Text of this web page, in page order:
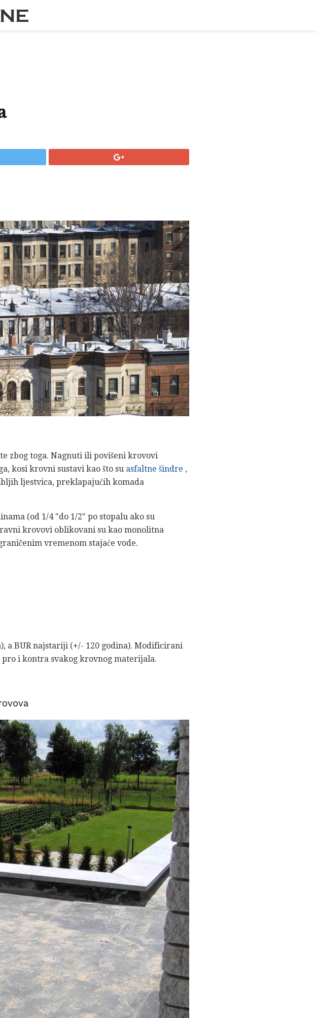
zbog toga. Nagnuti ili povišeni krovovi
kosi krovni sustavi kao što su asfaltne šindre ,
ljestvica, preklapajućih komada
(od 1/4 "do 1/2" po stopalu ako su
krovovi oblikovani su kao monolitna
vremenom stajaće vode.
a BUR najstariji (+/- 120 godina). Modificirani
pro i kontra svakog krovnog materijala.